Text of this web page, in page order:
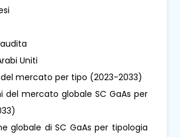
Uniti
mercato per tipo (2023-2033)
del mercato globale SC GaAs per
globale di SC GaAs per tipologia